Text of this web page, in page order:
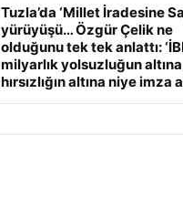
Tuzla’da ‘Millet İradesine
yürüyüşü… Özgür Çelik ne
olduğunu tek tek anlattı:
milyarlık yolsuzluğun
hırsızlığın altına niye imza